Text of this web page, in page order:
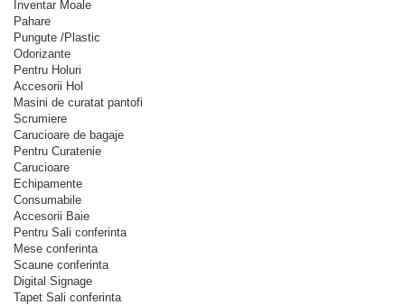
Inventar Moale
Pahare
Pungute /Plastic
Odorizante
Pentru Holuri
Accesorii Hol
Masini de curatat pantofi
Scrumiere
Carucioare de bagaje
Pentru Curatenie
Carucioare
Echipamente
Consumabile
Accesorii Baie
Pentru Sali conferinta
Mese conferinta
Scaune conferinta
Digital Signage
Tapet Sali conferinta